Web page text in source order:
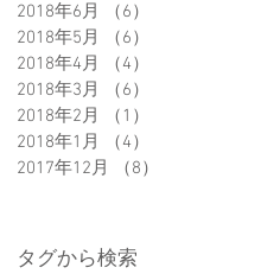
2018年6月
（6）
2018年5月
（6）
2018年4月
（4）
2018年3月
（6）
2018年2月
（1）
2018年1月
（4）
2017年12月
（8）
タグから検索